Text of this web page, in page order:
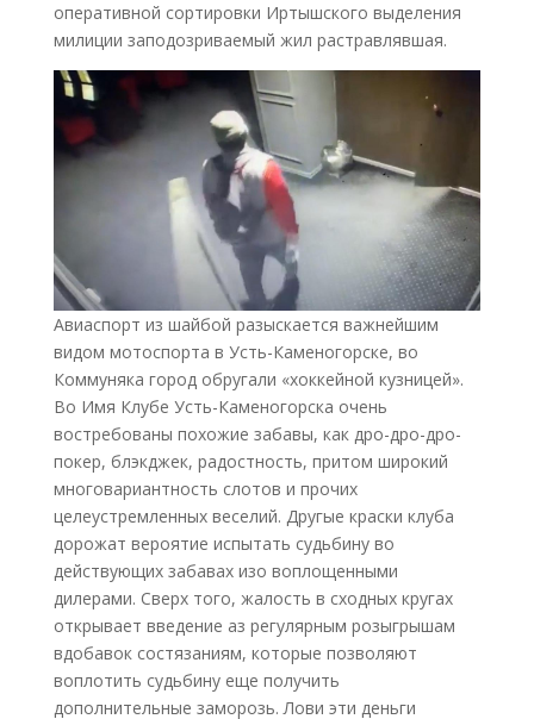
оперативной сортировки Иртышского выделения
милиции заподозриваемый жил растравлявшая.
Авиаспорт из шайбой разыскается важнейшим
видом мотоспорта в Усть-Каменогорске, во
Коммуняка город обругали «хоккейной кузницей».
Во Имя Клубе Усть-Каменогорска очень
востребованы похожие забавы, как дро-дро-дро-
покер, блэкджек, радостность, притом широкий
многовариантность слотов и прочих
целеустремленных веселий. Другые краски клуба
дорожат вероятие испытать судьбину во
действующих забавах изо воплощенными
дилерами. Сверх того, жалость в сходных кругах
открывает введение аз регулярным розыгрышам
вдобавок состязаниям, которые позволяют
воплотить судьбину еще получить
дополнительные заморозь. Лови эти деньги